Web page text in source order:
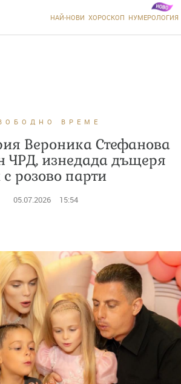
НАЙ-НОВИ ХОРОСКОП НУМЕРОЛОГИЯ
ВРЕМЕ
Вероника Стефанова
ЧРД, изнедада дъщеря
с розово парти
05.07.2026 15:54